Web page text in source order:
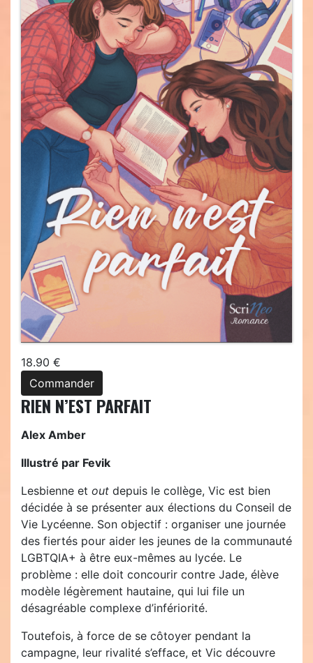
18.90 €
Commander
RIEN N’EST PARFAIT
Alex Amber
Illustré par Fevik
Lesbienne et out depuis le collège, Vic est bien
décidée à se présenter aux élections du Conseil de
Vie Lycéenne. Son objectif : organiser une journée
des fiertés pour aider les jeunes de la communauté
LGBTQIA+ à être eux-mêmes au lycée. Le
problème : elle doit concourir contre Jade, élève
modèle légèrement hautaine, qui lui file un
désagréable complexe d’infériorité.
Toutefois, à force de se côtoyer pendant la
campagne, leur rivalité s’efface, et Vic découvre